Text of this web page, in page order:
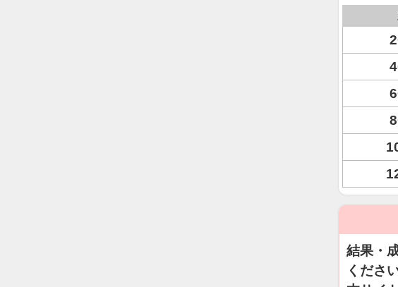
結果・
ください